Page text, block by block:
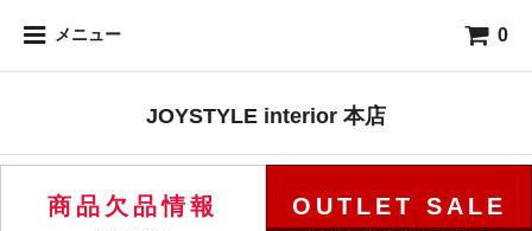
メニュー 0
JOYSTYLE interior 本店
商品欠品情報 OUTLET SALE